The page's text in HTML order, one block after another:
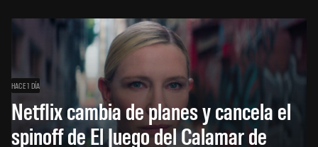
HACE 1 DÍA
Netflix cambia de planes y cancela el
spinoff de El Juego del Calamar de